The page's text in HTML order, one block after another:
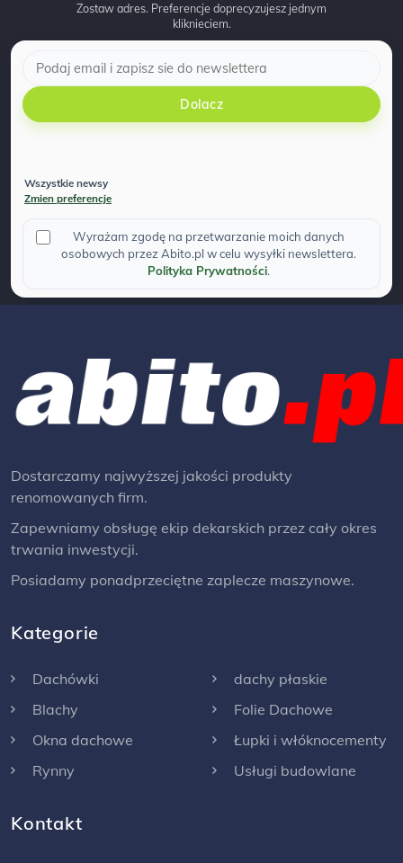
Zostaw adres. Preferencje doprecyzujesz jednym
kliknieciem.
Dolacz
Wszystkie newsy
Zmien preferencje
Wyrażam zgodę na przetwarzanie moich danych
osobowych przez Abito.pl w celu wysyłki newslettera.
Polityka Prywatności.
Dostarczamy najwyższej jakości produkty
renomowanych firm.
Zapewniamy obsługę ekip dekarskich przez cały okres
trwania inwestycji.
Posiadamy ponadprzeciętne zaplecze maszynowe.
Kategorie
Dachówki
Blachy
Okna dachowe
Rynny
dachy płaskie
Folie Dachowe
Łupki i włóknocementy
Usługi budowlane
Kontakt